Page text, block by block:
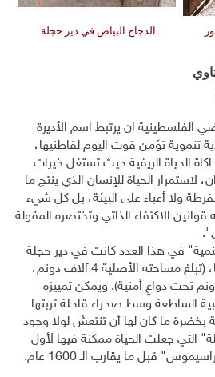
الدجاج البياض في دير حجلة
الفلسطينية ان يرتبط اسم الأديرة
تنموية تؤمن قوت اليوم لقاطنيها،
الحياة الريفية حيث تستغل خيرات
لاستمرار الحياة للإنسان الذي ينتج ما
ولا أعباء على البيئة، بل كل شيء
الاكتفاء الذاتي وتختصره المقولة
في هذا العدد كانت في دير حجلة
الواقع شرقي محافظة أريحا، (تبلغ مساحته الأصلية 4 آلاف دونم،
الاحتلال منها 1000 دونم تحت دواعٍ أمنية). ويمكن تمييزه
الساطعة وسط صحراء قاحلة تربتها
بخضرة ما كان لها أن تنتعش لولا وجود
التي جعلت الحياة ممكنة فيها لأول
قبل ما يقارب الـ 1600 عام.